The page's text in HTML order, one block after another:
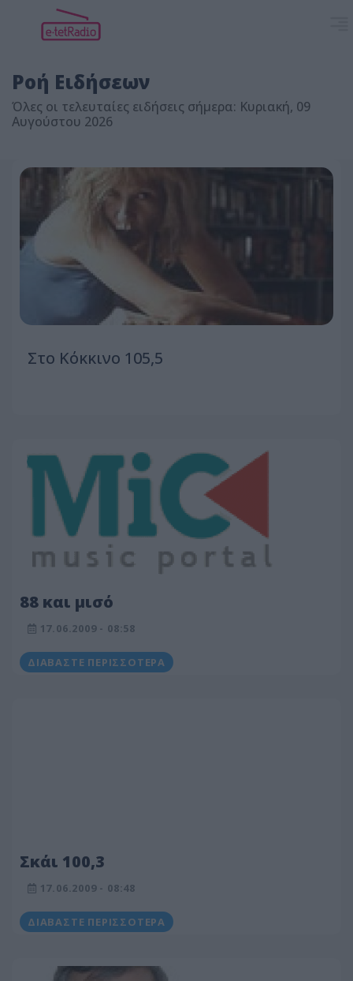
Ροή Ειδήσεων
Όλες οι τελευταίες ειδήσεις σήμερα: Κυριακή, 09
Αυγούστου 2026
Στο Κόκκινο 105,5
88 και μισό
17.06.2009 - 08:58
ΔΙΑΒΆΣΤΕ ΠΕΡΙΣΣΌΤΕΡΑ
Σκάι 100,3
17.06.2009 - 08:48
ΔΙΑΒΆΣΤΕ ΠΕΡΙΣΣΌΤΕΡΑ